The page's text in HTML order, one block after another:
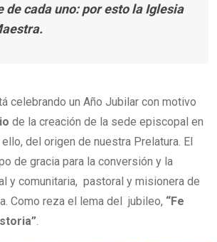
de cada uno: por esto la Iglesia
celebrando un Año Jubilar con motivo
de la creación de la sede episcopal en
del origen de nuestra Prelatura. El
de gracia para la conversión y la
y comunitaria, pastoral y misionera de
Como reza el lema del jubileo, “Fe